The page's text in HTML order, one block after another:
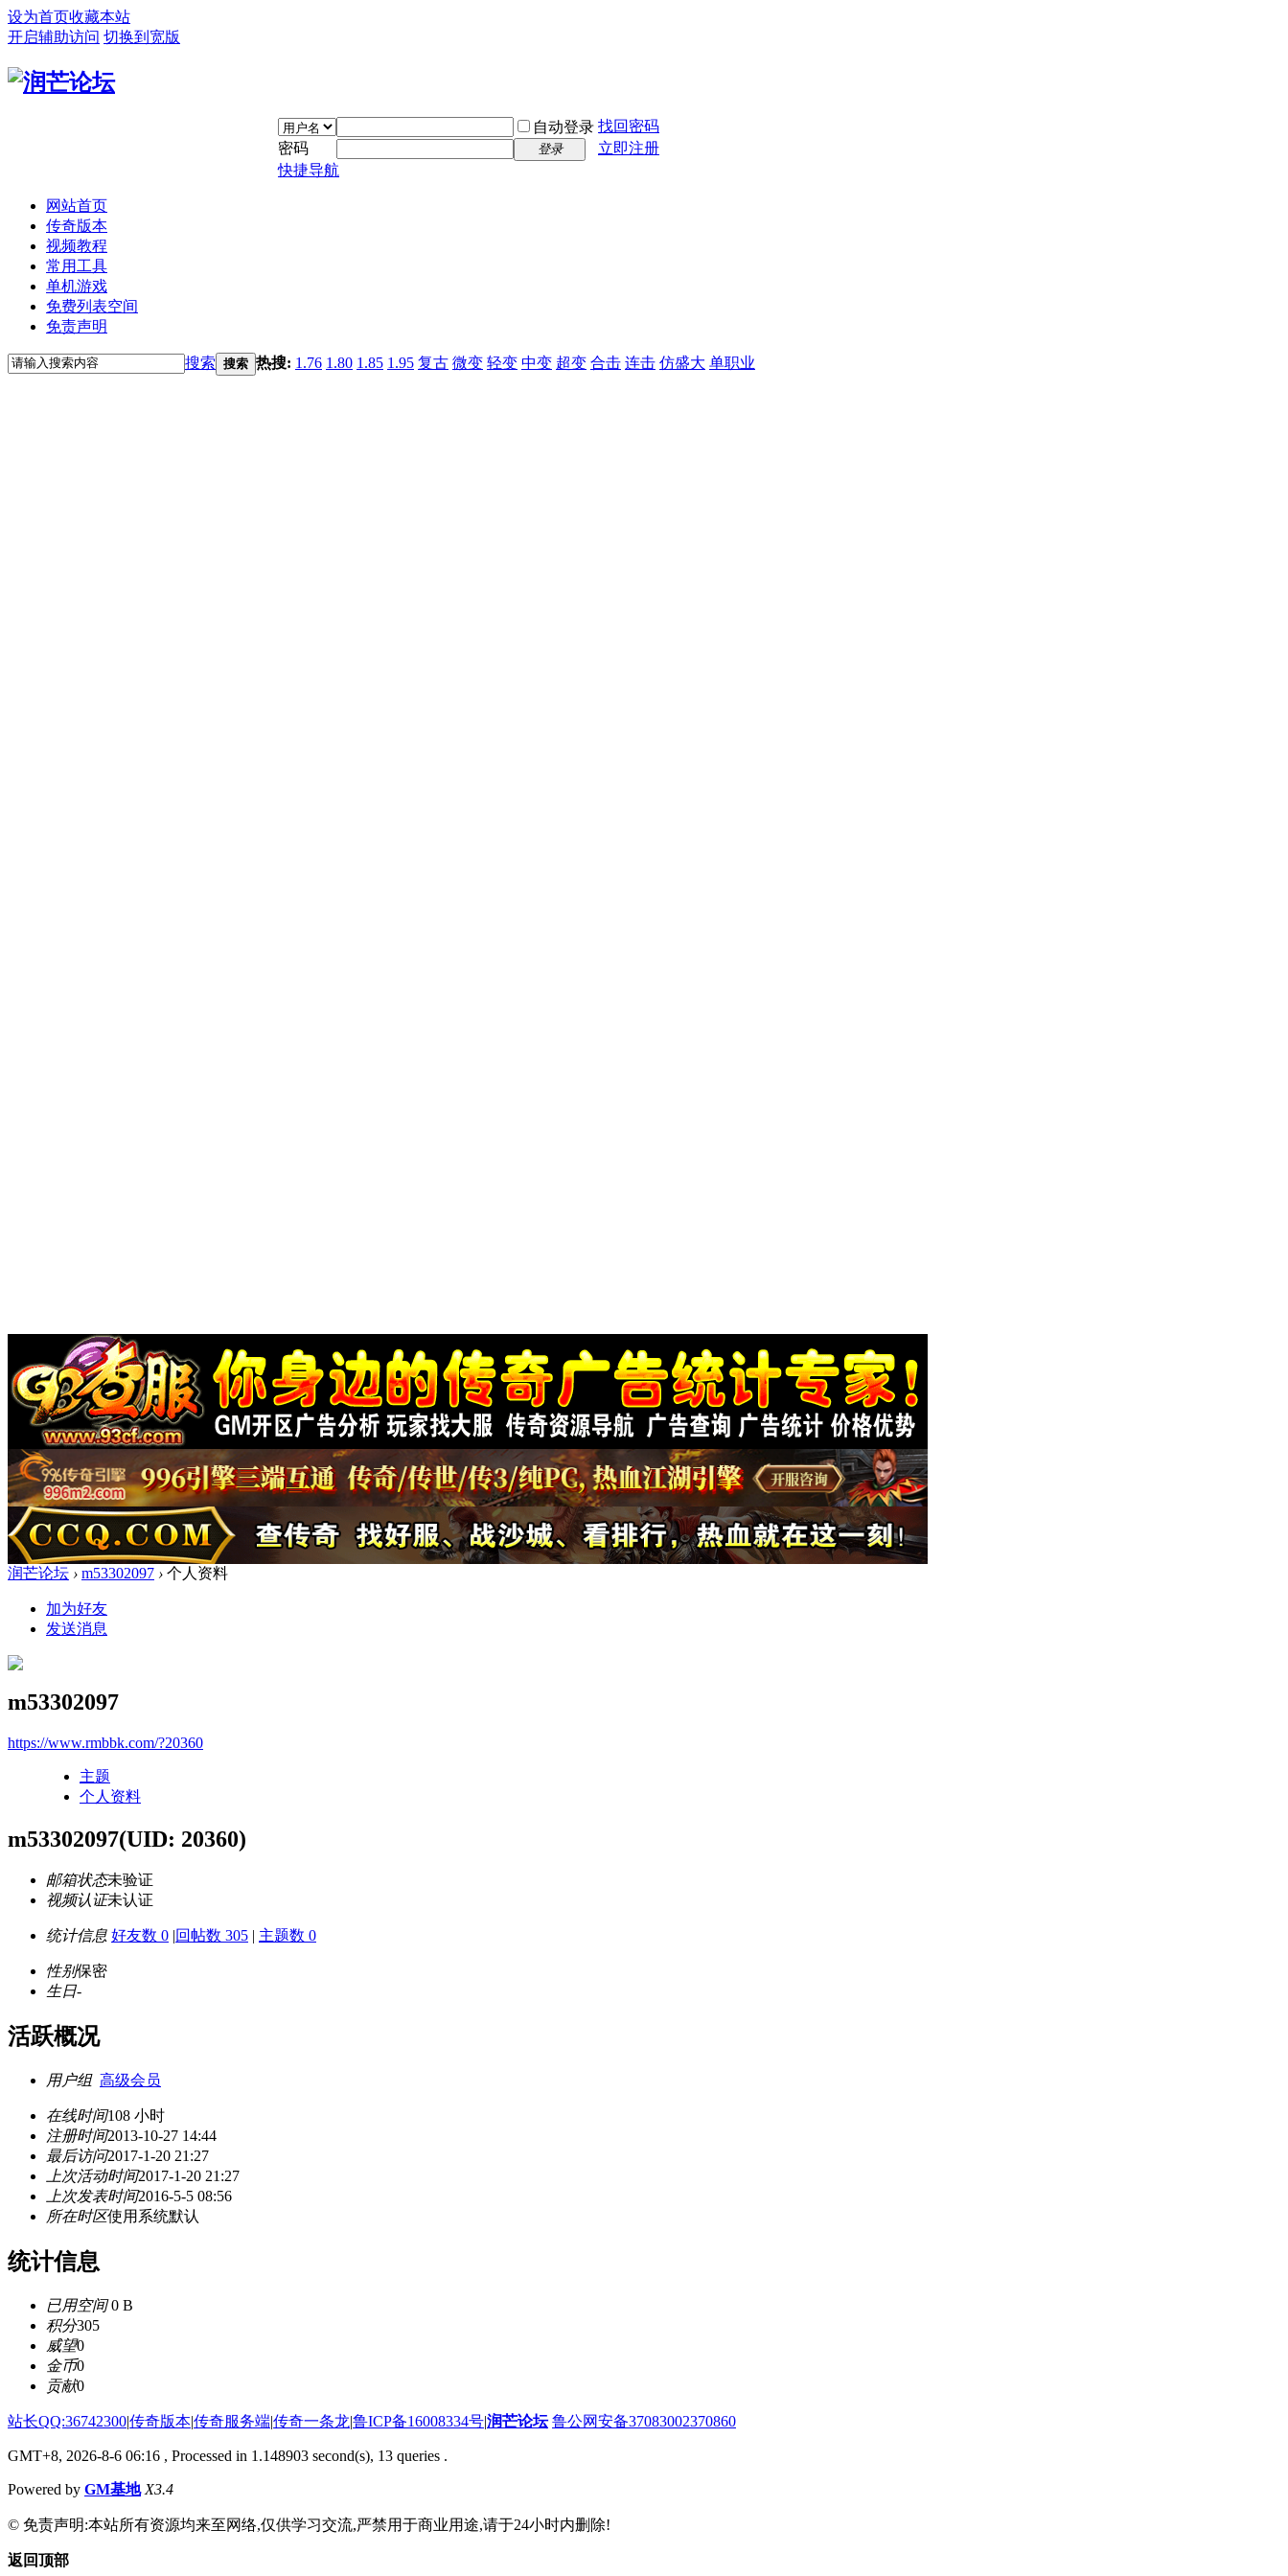
设为首页收藏本站
开启辅助访问 切换到宽版
自动登录 找回密码
密码
登录
立即注册
快捷导航
网站首页
传奇版本
视频教程
常用工具
单机游戏
免费列表空间
免责声明
搜索 搜索 热搜: 1.76 1.80 1.85 1.95 复古 微变 轻变 中变 超变 合击 连击 仿盛大 单职业
润芒论坛 › m53302097 › 个人资料
加为好友
发送消息
m53302097
https://www.rmbbk.com/?20360
主题
个人资料
m53302097(UID: 20360)
邮箱状态未验证
视频认证未认证
统计信息 好友数 0 |回帖数 305 | 主题数 0
性别保密
生日-
活跃概况
用户组 高级会员
在线时间108 小时
注册时间2013-10-27 14:44
最后访问2017-1-20 21:27
上次活动时间2017-1-20 21:27
上次发表时间2016-5-5 08:56
所在时区使用系统默认
统计信息
已用空间0 B
积分305
威望0
金币0
贡献0
站长QQ:36742300|传奇版本|传奇服务端|传奇一条龙|鲁ICP备16008334号|润芒论坛 鲁公网安备37083002370860
GMT+8, 2026-8-6 06:16 , Processed in 1.148903 second(s), 13 queries .
Powered by GM基地 X3.4
© 免责声明:本站所有资源均来至网络,仅供学习交流,严禁用于商业用途,请于24小时内删除!
返回顶部